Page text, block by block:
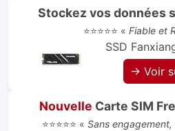
Stockez vos données
⭐⭐⭐⭐⭐ « Fiable et
SSD
→ Voir
Nouvelle Carte SIM
⭐⭐⭐⭐⭐ « Sans